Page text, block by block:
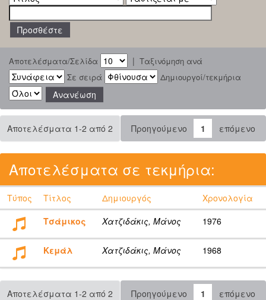
Αποτελέσματα/Σελίδα | Ταξινόμηση ανά
Σε σειρά
Δημιουργοί/τεκμήρια
Αποτελέσματα 1-2 από 2 Προηγούμενο 1 επόμενο
Αποτελέσματα σε τεκμήρια:
Τύπος Τίτλος Δημιουργός
Χρονολογία
Τσάμικος
Χατζιδάκις, Μάνος 1976
Κεμάλ Χατζιδάκις, Μάνος 1968
Αποτελέσματα 1-2 από 2 Προηγούμενο 1 επόμενο